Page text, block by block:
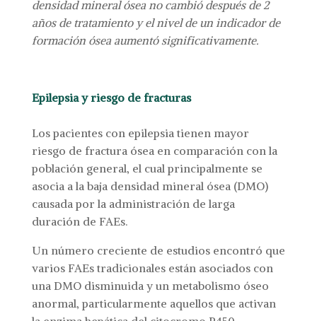
densidad mineral ósea no cambió después de 2
años de tratamiento y el nivel de un indicador de
formación ósea aumentó significativamente.
Epilepsia y riesgo de fracturas
Los pacientes con epilepsia tienen mayor
riesgo de fractura ósea en comparación con la
población general, el cual principalmente se
asocia a la baja densidad mineral ósea (DMO)
causada por la administración de larga
duración de FAEs.
Un número creciente de estudios encontró que
varios FAEs tradicionales están asociados con
una DMO disminuida y un metabolismo óseo
anormal, particularmente aquellos que activan